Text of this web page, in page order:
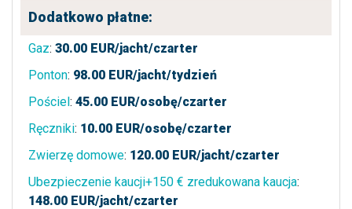
Dodatkowo płatne:
Gaz: 30.00 EUR/jacht/czarter
Ponton: 98.00 EUR/jacht/tydzień
Pościel: 45.00 EUR/osobę/czarter
Ręczniki: 10.00 EUR/osobę/czarter
Zwierzę domowe: 120.00 EUR/jacht/czarter
Ubezpieczenie kaucji+150 € zredukowana kaucja:
148.00 EUR/jacht/czarter